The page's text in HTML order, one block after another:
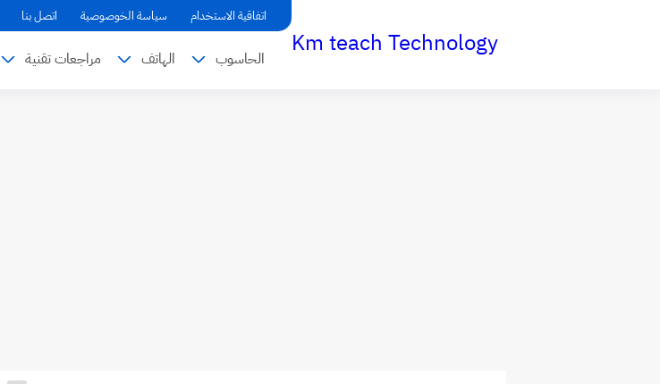
اتفاقية الاستخدام سياسة الخوصوصية اتصل بنا
Km teach Technology الحاسوب الهاتف مراجعات تقنية